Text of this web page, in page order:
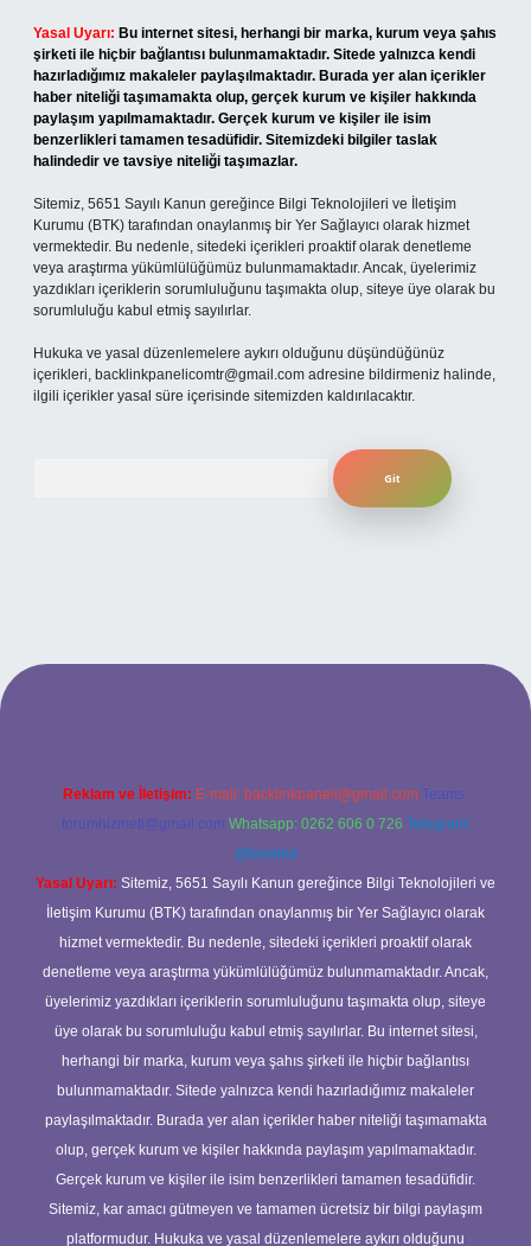
Yasal Uyarı: Bu internet sitesi, herhangi bir marka, kurum veya şahıs
şirketi ile hiçbir bağlantısı bulunmamaktadır. Sitede yalnızca kendi
hazırladığımız makaleler paylaşılmaktadır. Burada yer alan içerikler
haber niteliği taşımamakta olup, gerçek kurum ve kişiler hakkında
paylaşım yapılmamaktadır. Gerçek kurum ve kişiler ile isim
benzerlikleri tamamen tesadüfidir. Sitemizdeki bilgiler taslak
halindedir ve tavsiye niteliği taşımazlar.
Sitemiz, 5651 Sayılı Kanun gereğince Bilgi Teknolojileri ve İletişim
Kurumu (BTK) tarafından onaylanmış bir Yer Sağlayıcı olarak hizmet
vermektedir. Bu nedenle, sitedeki içerikleri proaktif olarak denetleme
veya araştırma yükümlülüğümüz bulunmamaktadır. Ancak, üyelerimiz
yazdıkları içeriklerin sorumluluğunu taşımakta olup, siteye üye olarak bu
sorumluluğu kabul etmiş sayılırlar.
Hukuka ve yasal düzenlemelere aykırı olduğunu düşündüğünüz
içerikleri, backlinkpanelicomtr@gmail.com adresine bildirmeniz halinde,
ilgili içerikler yasal süre içerisinde sitemizden kaldırılacaktır.
Reklam ve İletişim: E-mail: backlinkpaneli@gmail.com Teams:
forumhizmeti@gmail.com Whatsapp: 0262 606 0 726 Telegram:
@karabul
Yasal Uyarı: Sitemiz, 5651 Sayılı Kanun gereğince Bilgi Teknolojileri ve
İletişim Kurumu (BTK) tarafından onaylanmış bir Yer Sağlayıcı olarak
hizmet vermektedir. Bu nedenle, sitedeki içerikleri proaktif olarak
denetleme veya araştırma yükümlülüğümüz bulunmamaktadır. Ancak,
üyelerimiz yazdıkları içeriklerin sorumluluğunu taşımakta olup, siteye
üye olarak bu sorumluluğu kabul etmiş sayılırlar. Bu internet sitesi,
herhangi bir marka, kurum veya şahıs şirketi ile hiçbir bağlantısı
bulunmamaktadır. Sitede yalnızca kendi hazırladığımız makaleler
paylaşılmaktadır. Burada yer alan içerikler haber niteliği taşımamakta
olup, gerçek kurum ve kişiler hakkında paylaşım yapılmamaktadır.
Gerçek kurum ve kişiler ile isim benzerlikleri tamamen tesadüfidir.
Sitemiz, kar amacı gütmeyen ve tamamen ücretsiz bir bilgi paylaşım
platformudur. Hukuka ve yasal düzenlemelere aykırı olduğunu